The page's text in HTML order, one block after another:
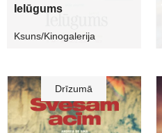
Ielūgums
Ksuns/Kinogalerija
Drīzumā